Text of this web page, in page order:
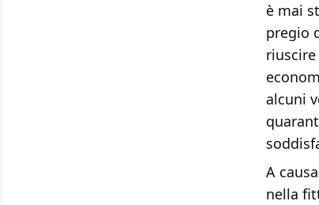
è mai
pregio
alcuni
A
nella